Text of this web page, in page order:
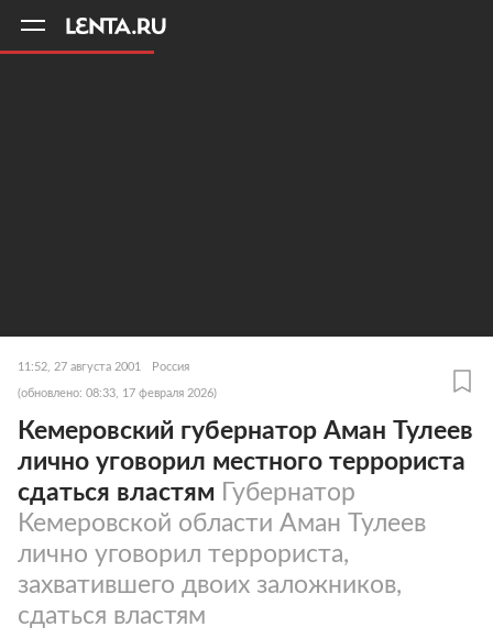
11:52, 27 августа 2001 Россия
(обновлено: 08:33, 17 февраля 2026)
Кемеровский губернатор Аман Тулеев
лично уговорил местного террориста
сдаться властям Губернатор
Кемеровской области Аман Тулеев
лично уговорил террориста,
захватившего двоих заложников,
сдаться властям